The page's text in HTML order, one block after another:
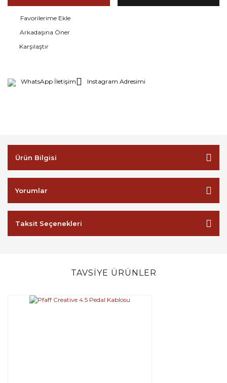
Arkadaşına Öner
Karşılaştır
WhatsApp İletişim Instagram Adresimi
Ürün Bilgisi
Yorumlar
Taksit Seçenekleri
TAVSİYE ÜRÜNLER